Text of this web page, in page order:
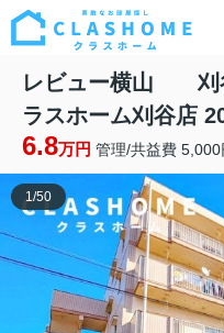
レビュー横山 刈
ラスホーム刈谷店
6.8万円 管理/共益費 5,000
1/50